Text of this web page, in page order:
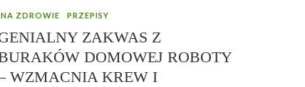
NA ZDROWIE PRZEPISY
ZAKWAS Z
DOMOWEJ ROBOTY
WZMACNIA KREW I